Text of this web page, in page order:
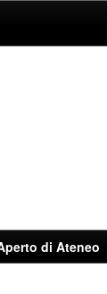
di Ateneo